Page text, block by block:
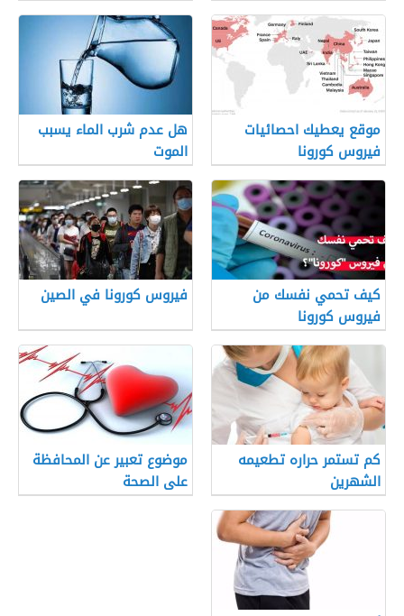
موقع يعطيك احصائيات
فيروس كورونا
هل عدم شرب الماء يسبب
الموت
كيف تحمي نفسك من
فيروس كورونا
فيروس كورونا في الصين
كم تستمر حراره تطعيمه
الشهرين
موضوع تعبير عن المحافظة
على الصحة